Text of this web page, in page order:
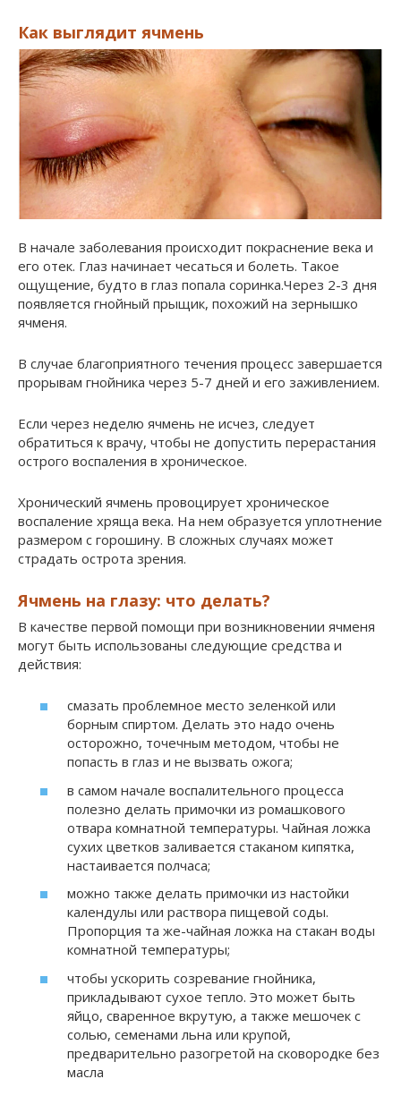
Как выглядит ячмень
В начале заболевания происходит покраснение века и
его отек. Глаз начинает чесаться и болеть. Такое
ощущение, будто в глаз попала соринка.Через 2-3 дня
появляется гнойный прыщик, похожий на зернышко
ячменя.
В случае благоприятного течения процесс завершается
прорывам гнойника через 5-7 дней и его заживлением.
Если через неделю ячмень не исчез, следует
обратиться к врачу, чтобы не допустить перерастания
острого воспаления в хроническое.
Хронический ячмень провоцирует хроническое
воспаление хряща века. На нем образуется уплотнение
размером с горошину. В сложных случаях может
страдать острота зрения.
Ячмень на глазу: что делать?
В качестве первой помощи при возникновении ячменя
могут быть использованы следующие средства и
действия:
смазать проблемное место зеленкой или
борным спиртом. Делать это надо очень
осторожно, точечным методом, чтобы не
попасть в глаз и не вызвать ожога;
в самом начале воспалительного процесса
полезно делать примочки из ромашкового
отвара комнатной температуры. Чайная ложка
сухих цветков заливается стаканом кипятка,
настаивается полчаса;
можно также делать примочки из настойки
календулы или раствора пищевой соды.
Пропорция та же-чайная ложка на стакан воды
комнатной температуры;
чтобы ускорить созревание гнойника,
прикладывают сухое тепло. Это может быть
яйцо, сваренное вкрутую, а также мешочек с
солью, семенами льна или крупой,
предварительно разогретой на сковородке без
масла